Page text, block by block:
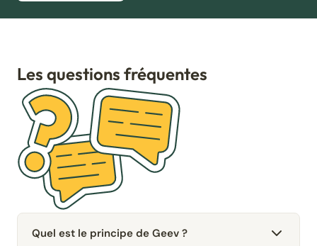
Les questions fréquentes
Quel est le principe de Geev ?